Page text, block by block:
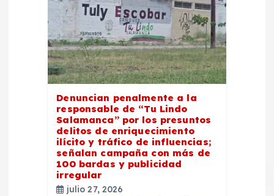
Denuncian penalmente a la
responsable de “Tu Lindo
Salamanca” por los presuntos
delitos de enriquecimiento
ilícito y tráfico de influencias;
señalan campaña con más de
100 bardas y publicidad
irregular
julio 27, 2026